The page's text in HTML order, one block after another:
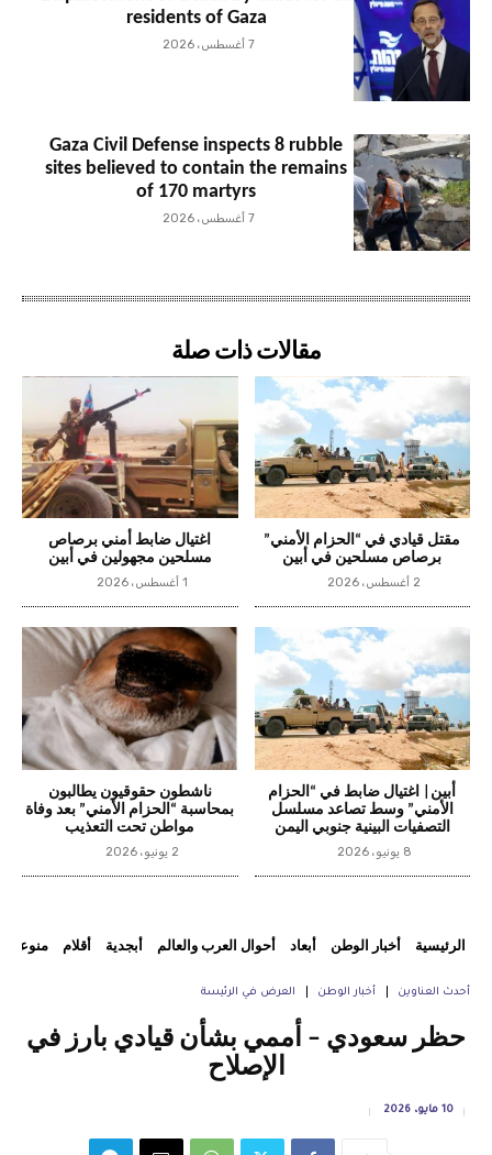
residents of Gaza
7 أغسطس، 2026
Gaza Civil Defense inspects 8 rubble
sites believed to contain the remains
of 170 martyrs
7 أغسطس، 2026
مقالات ذات صلة
مقتل قيادي في “الحزام الأمني”
برصاص مسلحين في أبين
2 أغسطس، 2026
اغتيال ضابط أمني برصاص
مسلحين مجهولين في أبين
1 أغسطس، 2026
أبين| اغتيال ضابط في “الحزام
الأمني” وسط تصاعد مسلسل
التصفيات البينية جنوبي اليمن
8 يونيو، 2026
ناشطون حقوقيون يطالبون
بمحاسبة “الحزام الأمني” بعد وفاة
مواطن تحت التعذيب
2 يونيو، 2026